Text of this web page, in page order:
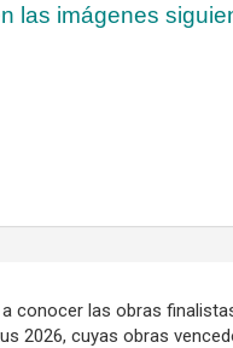
las imágenes
a conocer las obras
2026, cuyas obras